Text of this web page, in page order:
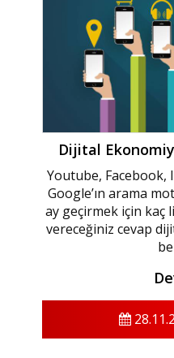
Dijital
Youtube,
Google’ın arama
ay geçirmek için kaç
vereceğiniz cevap